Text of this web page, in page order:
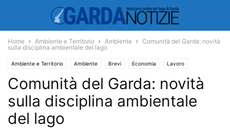
Home Ambiente e Territorio Ambiente
Comunità del Garda: novità
sulla disciplina ambientale del lago
Ambiente e Territorio Ambiente Brevi Economia Lavoro
Comunità del Garda: novità
sulla disciplina ambientale
del lago